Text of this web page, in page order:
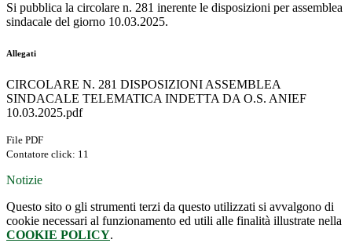
Si pubblica la circolare n. 281 inerente le disposizioni per assemblea
sindacale del giorno 10.03.2025.
Allegati
CIRCOLARE N. 281 DISPOSIZIONI ASSEMBLEA
SINDACALE TELEMATICA INDETTA DA O.S. ANIEF
10.03.2025.pdf
File PDF
Contatore click: 11
Notizie
Questo sito o gli strumenti terzi da questo utilizzati si avvalgono di
cookie necessari al funzionamento ed utili alle finalità illustrate nella
COOKIE POLICY.